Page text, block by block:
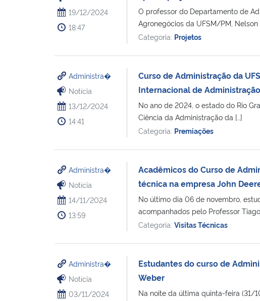
19/12/2024
18:47
O professor do Departamento de
Agronegócios da UFSM/PM,
Categoria: Projetos
Administra�
Notícia
13/12/2024
14:41
Curso de Administração da
Internacional de
No ano de 2024, o estado do Rio
Ciência da Administração da […]
Categoria: Premiações
Administra�
Notícia
14/11/2024
13:59
Acadêmicos do Curso de
técnica na empresa John
No último dia 06 de novembro,
acompanhados pelo Professor
Categoria: Visitas Técnicas
Administra�
Notícia
03/11/2024
Estudantes do curso de
Weber
Na noite da última quinta-feira (31/